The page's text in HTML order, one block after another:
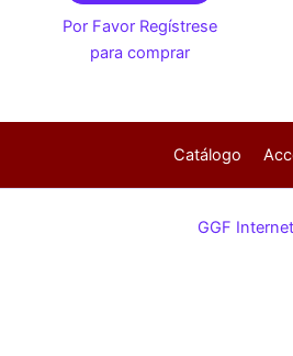
Por Favor Regístrese
para comprar
Catálogo
GGF Internet